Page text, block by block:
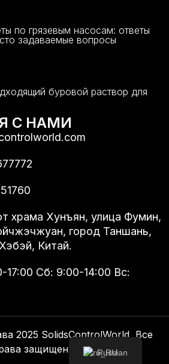
по грязевым насосам: ответы
задаваемые вопросы
буровой раствор для
С НАМИ
храма Хунъян, улица Фумин,
город Таншань,
Китай.
Сб: 9:00-14:00 Вс:
2025 SolidsControlWorld, Все
защищены.
Russian